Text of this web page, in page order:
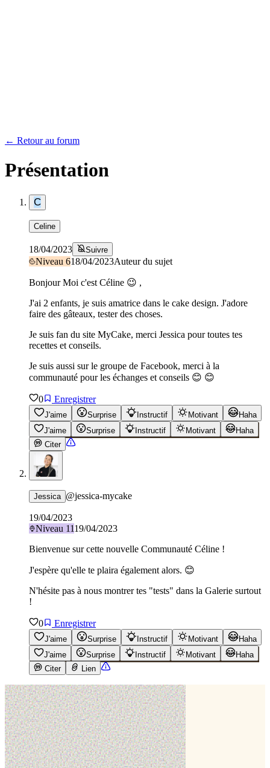
← Retour au forum
Présentation
C
Celine
18/04/2023 Suivre
Niveau 618/04/2023Auteur du sujet
Bonjour Moi c'est Céline 😉 ,
J'ai 2 enfants, je suis amatrice dans le cake design. J'adore
faire des gâteaux, tester des choses.
Je suis fan du site MyCake, merci Jessica pour toutes tes
recettes et conseils.
Je suis aussi sur le groupe de Facebook, merci à la
communauté pour les échanges et conseils 😊 😊
0 Enregistrer
J'aime Surprise Instructif Motivant
Haha
J'aime
Surprise Instructif Motivant
Haha
Citer
Jessica @jessica-mycake
19/04/2023
Niveau 1119/04/2023
Bienvenue sur cette nouvelle Communauté Céline !
J'espère qu'elle te plaira également alors. 😊
N'hésite pas à nous montrer tes "tests" dans la Galerie surtout
!
0 Enregistrer
J'aime Surprise Instructif Motivant
Haha
J'aime
Surprise Instructif Motivant
Haha
Citer
Lien